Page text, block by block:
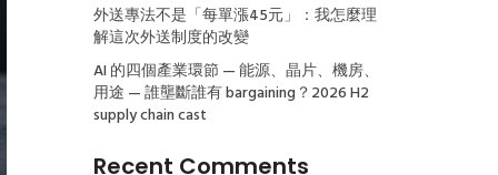
外送專法不是「每單漲45元」：我怎麼理
解這次外送制度的改變
AI 的四個產業環節 — 能源、晶片、機房、
用途 — 誰壟斷誰有 bargaining？2026 H2
supply chain cast
Recent Comments